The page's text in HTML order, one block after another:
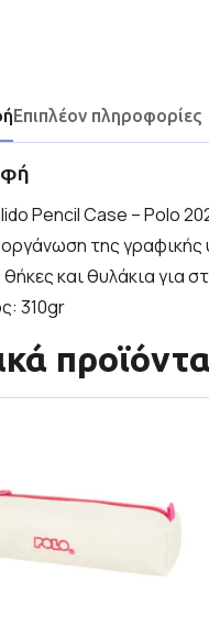
Επιπλέον πληροφορίες
Pencil Case – Polo
της γραφικής
θήκες και θυλάκια για
310gr